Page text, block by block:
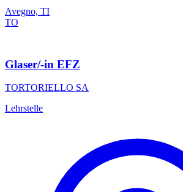
Avegno, TI
TO
Glaser/-in EFZ
TORTORIELLO SA
Lehrstelle